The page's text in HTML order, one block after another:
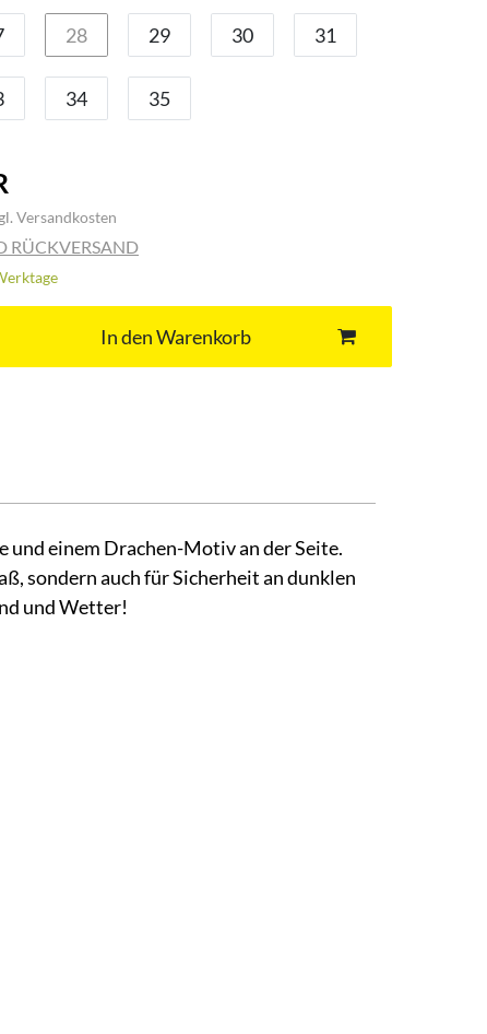
28 29 30 31
34 35
Versandkosten
RÜCKVERSAND
In den Warenkorb
und einem Drachen-Motiv an der Seite.
sondern auch für Sicherheit an dunklen
und Wetter!